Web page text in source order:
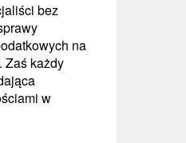
bez
na
Zaś każdy
w